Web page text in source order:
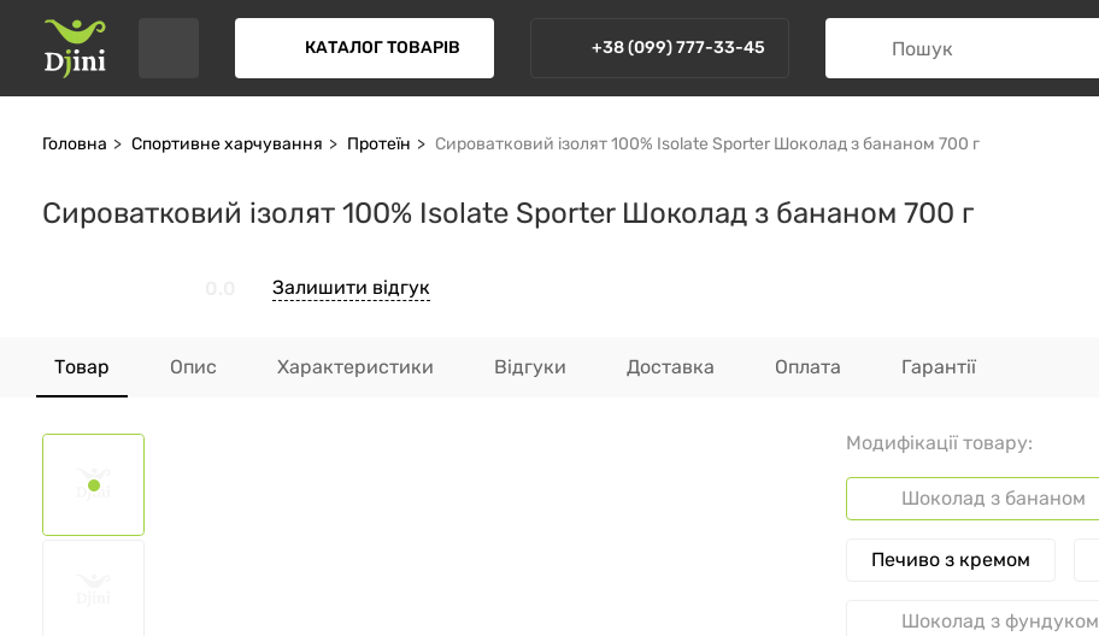
КАТАЛОГ ТОВАРІВ +38 (099) 777-33-45
Головна Спортивне харчування Протеїн Сироватковий ізолят 100% Isolate Sporter Шоколад з бананом 700 г
Сироватковий ізолят 100% Isolate Sporter Шоколад з бананом 700 г
Залишити відгук
Товар Опис Характеристики Відгуки Доставка Оплата Гарантії
Модифікації товару:
Шоколад з бананом
Печиво з кремом
Шоколад з фундуком